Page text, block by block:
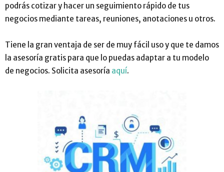
podrás cotizar y hacer un seguimiento rápido de tus
negocios mediante tareas, reuniones, anotaciones u otros.
Tiene la gran ventaja de ser de muy fácil uso y que te damos
la asesoría gratis para que lo puedas adaptar a tu modelo
de negocios. Solicita asesoría aquí.